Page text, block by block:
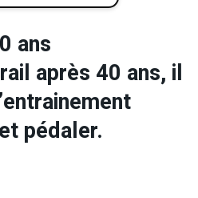
ans
après 40 ans, il
pédaler.